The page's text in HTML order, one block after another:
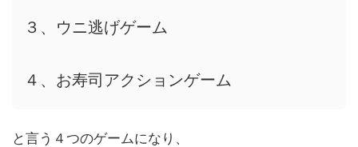
３、ウニ逃げゲーム
４、お寿司アクションゲーム
と言う４つのゲームになり、